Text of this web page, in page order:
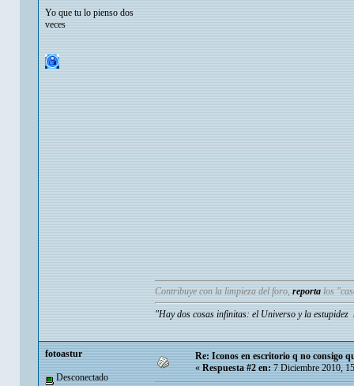
Yo que tu lo pienso dos
veces
Contribuye con la limpieza del foro, reporta los
"Hay dos cosas infinitas: el Universo y la
fotoastur
Desconectado
Re: Iconos en escritorio q no consigo
«Respuesta #2 en:7 Diciembre 2010,